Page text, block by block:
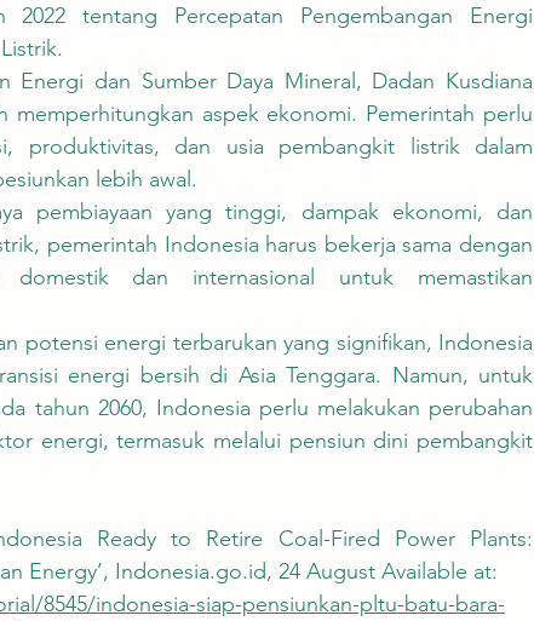
2022 tentang Percepatan Pengembangan Energi
memperhitungkan aspek ekonomi. Pemerintah perlu
produktivitas, dan usia pembangkit listrik dalam
lebih awal.
pemerintah Indonesia harus bekerja sama dengan
domestik dan internasional untuk memastikan
energi bersih di Asia Tenggara. Namun, untuk
tahun 2060, Indonesia perlu melakukan perubahan
energi, termasuk melalui pensiun dini pembangkit
Ready to Retire Coal-Fired Power Plants:
Energy’, Indonesia.go.id, 24 August Available at:
8545/indonesia-siap-pensiunkan-pltu-batu-bara-